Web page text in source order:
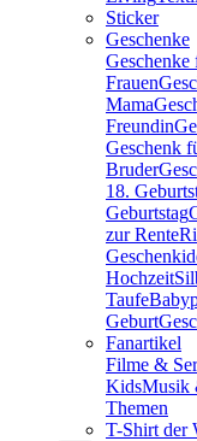
Sticker
Geschenke
Frauen
Mama
Freundin
Geschenk
Bruder
18.
Geburtstag
zur Rente
Hochzeit
Taufe
Geburt
Fanartikel
Filme &
KidsMusik
Themen
T-Shirt der